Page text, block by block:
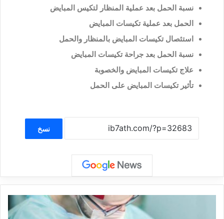
نسبة الحمل بعد عملية المنظار لتكيس المبايض
الحمل بعد عملية تكيسات المبايض
استئصال تكيسات المبايض بالمنظار والحمل
نسبة الحمل بعد جراحة تكيسات المبايض
علاج تكيسات المبايض والخصوبة
تأثير تكيسات المبايض على الحمل
نسخ